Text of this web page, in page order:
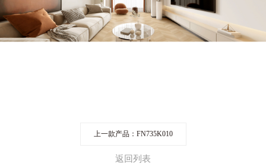
上一款产品：FN735K010
返回列表